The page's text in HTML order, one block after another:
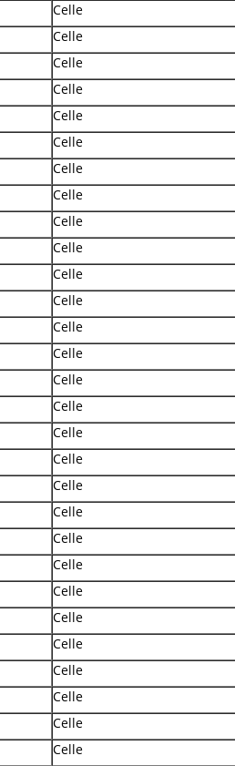
Celle
Celle
Celle
Celle
Celle
Celle
Celle
Celle
Celle
Celle
Celle
Celle
Celle
Celle
Celle
Celle
Celle
Celle
Celle
Celle
Celle
Celle
Celle
Celle
Celle
Celle
Celle
Celle
Celle